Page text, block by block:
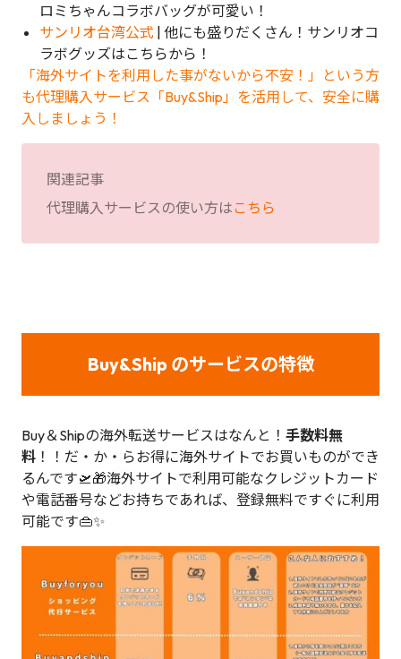
ロミちゃんコラボバッグが可愛い！
サンリオ台湾公式 | 他にも盛りだくさん！サンリオコ
ラボグッズはこちらから！
「海外サイトを利用した事がないから不安！」という方
も代理購入サービス「Buy&Ship」を活用して、安全に購
入しましょう！
関連記事
代理購入サービスの使い方は こちら
Buy&Ship のサービスの特徴
Buy＆Shipの海外転送サービスはなんと！ 手数料無
料 ！！だ・か・らお得に海外サイトでお買いものができ
るんです🛫🎁海外サイトで利用可能なクレジットカード
や電話番号などお持ちであれば、登録無料ですぐに利用
可能です👜✨